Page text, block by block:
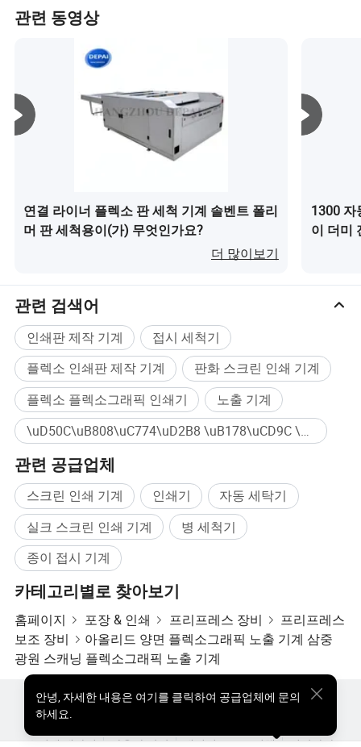
관련 동영상
연결 라이너 플렉소 판 세척 기계 솔벤트 폴리
머 판 세척용이(가) 무엇인가요?
더 많이보기
1300 자
이 더미
관련 검색어
인쇄판 제작 기계
접시 세척기
플렉소 인쇄판 제작 기계
판화 스크린 인쇄 기계
플렉소 플렉소그래픽 인쇄기
노출 기계
\uD50C\uB808\uC774\uD2B8 \uB178\uCD9C \uC7A5\uBE44 대량구매
관련 공급업체
스크린 인쇄 기계 인쇄기
자동 세탁기
실크 스크린 인쇄 기계
병 세척기
종이 접시 기계
카테고리별로 찾아보기
홈페이지 포장 & 인쇄 프리프레스 장비
프리프레스
보조 장비
아올리드 양면 플렉소그래픽 노출 기계 삼중
광원 스캐닝 플렉소그래픽 노출 기계
안녕, 자세한 내용은 여기를 클릭하여 공급업체에 문의
하세요.
핫한 제품 핫 제품 가격 도매 핫 제품
스타 바이어